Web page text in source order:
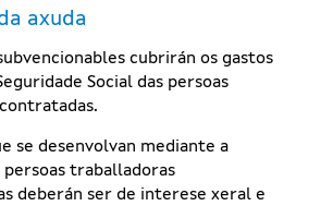
axuda
cubrirán os gastos
Social das persoas
se desenvolvan mediante a
persoas traballadoras
deberán ser de interese xeral e